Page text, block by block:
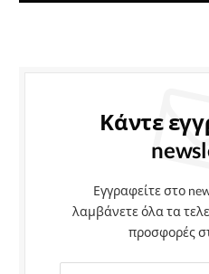
Κάντε
Εγγραφείτε στο
λαμβάνετε όλα τα
προσφορές